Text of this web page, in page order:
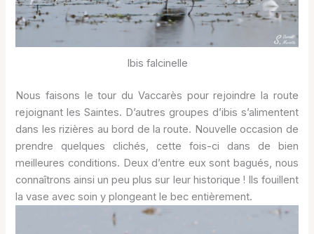
Ibis falcinelle
Nous faisons le tour du Vaccarès pour rejoindre la route
rejoignant les Saintes. D’autres groupes d’ibis s’alimentent
dans les rizières au bord de la route. Nouvelle occasion de
prendre quelques clichés, cette fois-ci dans de bien
meilleures conditions. Deux d’entre eux sont bagués, nous
connaîtrons ainsi un peu plus sur leur historique ! Ils fouillent
la vase avec soin y plongeant le bec entièrement.